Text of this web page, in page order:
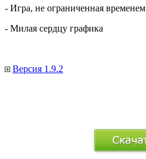
- Игра, не ограниченная временем
- Милая сердцу графика
Версия 1.9.2